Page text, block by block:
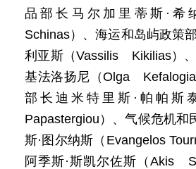
品部长马尔加里蒂斯·希
Schinas）、海运和岛屿政策
利亚斯（Vassilis Kikilias）、
基法洛扬尼（Olga
部长迪米特里斯·帕帕斯
Papastergiou）、气候危机和
斯·图尔纳斯（Evangelos
阿季斯·斯凯尔佐斯（Akis